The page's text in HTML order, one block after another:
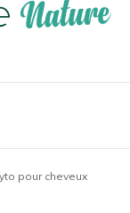
pour cheveux